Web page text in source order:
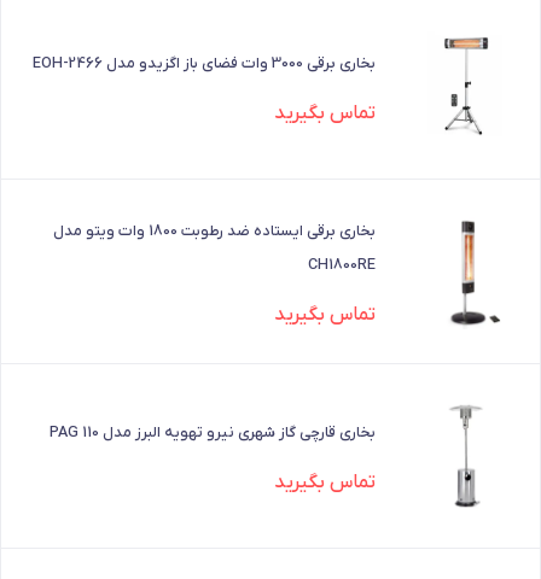
بخاری برقی 3000 وات فضای باز اگزیدو مدل EOH-2466
تماس بگیرید
بخاری برقی ایستاده ضد رطوبت 1800 وات ویتو مدل
CH1800RE
تماس بگیرید
بخاری قارچی گاز شهری نیرو تهویه البرز مدل PAG 110
تماس بگیرید